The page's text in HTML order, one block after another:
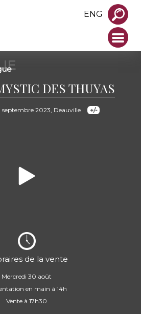
ENG
DES THUYAS
septembre 2023, Deauville
de la vente
Mercredi 30 août
en main à 14h
Vente à 17h30